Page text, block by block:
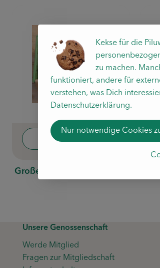
Was ist drin?
Große Mix-Kiste
Unsere Genossenschaft
Werde Mitglied
Fragen zur Mitgliedschaft
Kekse für die
zu machen.
funktioniert, andere für
verstehen, was Dich
Datenschutzerklärung.
Nur notwendige Cookies